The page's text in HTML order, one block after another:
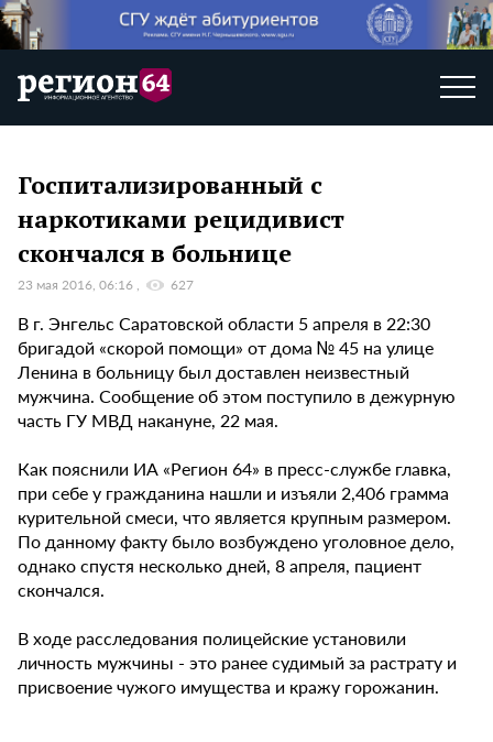
Госпитализированный с
наркотиками рецидивист
скончался в больнице
23 мая 2016, 06:16 627
В г. Энгельс Саратовской области 5 апреля в 22:30
бригадой «скорой помощи» от дома № 45 на улице
Ленина в больницу был доставлен неизвестный
мужчина. Сообщение об этом поступило в дежурную
часть ГУ МВД накануне, 22 мая.
Как пояснили ИА «Регион 64» в пресс-службе главка,
при себе у гражданина нашли и изъяли 2,406 грамма
курительной смеси, что является крупным размером.
По данному факту было возбуждено уголовное дело,
однако спустя несколько дней, 8 апреля, пациент
скончался.
В ходе расследования полицейские установили
личность мужчины - это ранее судимый за растрату и
присвоение чужого имущества и кражу горожанин.